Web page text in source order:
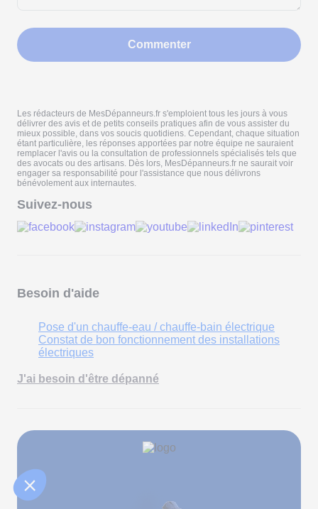
Commenter
Les rédacteurs de MesDépanneurs.fr s'emploient tous les jours à vous
délivrer des avis et de petits conseils pratiques afin de vous assister du
mieux possible, dans vos soucis quotidiens. Cependant, chaque situation
étant particulière, les réponses apportées par notre équipe ne sauraient
remplacer l'avis ou la consultation de professionnels spécialisés tels que
des avocats ou des artisans. Dès lors, MesDépanneurs.fr ne saurait voir
engager sa responsabilité pour l'assistance que nous délivrons
bénévolement aux internautes.
Suivez-nous
Besoin d'aide
Pose d'un chauffe-eau / chauffe-bain électrique
Constat de bon fonctionnement des installations
électriques
J'ai besoin d'être dépanné